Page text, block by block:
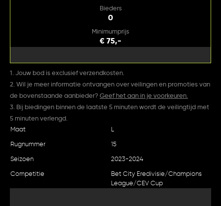
Bieders
0
Minimumprijs
€ 75,-
1. Jouw bod is exclusief verzendkosten.
2. Wil je meer informatie ontvangen over veilingen en promoties van
de bovenstaande aanbieder?Geef het aan in je voorkeuren.
3. Bij biedingen binnen de laatste 5 minuten wordt de veilingtijd met
5 minuten verlengd.
Maat
L
Rugnummer
15
Seizoen
2023-2024
Competitie
Bet City Eredivisie/Champions
League/CEV Cup